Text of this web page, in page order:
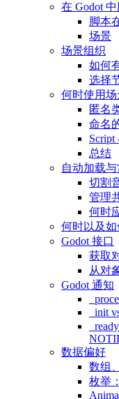
在 Godot
脚本
场景
场景组织
如何
选择
何时使用
匿名
命名
Script
总结
自动加载
切割
管理
何时
何时以及
Godot 接口
获取
从对
Godot 通知
_init
数据偏好
数组
枚举